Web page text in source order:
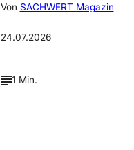
Von SACHWERT Magazin
24.07.2026
1 Min.